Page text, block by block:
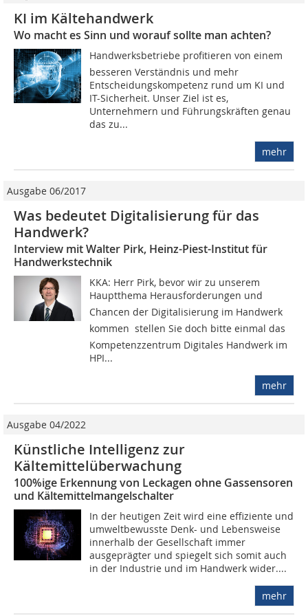
KI im Kältehandwerk
Wo macht es Sinn und worauf sollte man achten?
Handwerksbetriebe profitieren von einem
besseren Verständnis und mehr
Entscheidungskompetenz rund um KI und
IT-Sicherheit. Unser Ziel ist es,
Unternehmern und Führungskräften genau
das zu...
mehr
Ausgabe 06/2017
Was bedeutet Digitalisierung für das
Handwerk?
Interview mit Walter Pirk, Heinz-Piest-Institut für
Handwerkstechnik
KKA: Herr Pirk, bevor wir zu unserem
Hauptthema Herausforderungen und
Chancen der Digitalisierung im Handwerk
kommen  stellen Sie doch bitte einmal das
Kompetenzzentrum Digitales Handwerk im
HPI...
mehr
Ausgabe 04/2022
Künstliche Intelligenz zur
Kältemittelüberwachung
100%ige Erkennung von Leckagen ohne Gassensoren
und Kältemittelmangelschalter
In der heutigen Zeit wird eine effiziente und
umweltbewusste Denk- und Lebensweise
innerhalb der Gesellschaft immer
ausgeprägter und spiegelt sich somit auch
in der Industrie und im Handwerk wider....
mehr